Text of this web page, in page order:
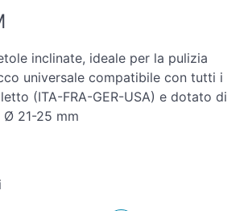
inclinate, ideale per la pulizia
universale compatibile con tutti i
(ITA-FRA-GER-USA) e dotato di
Ø 21-25 mm